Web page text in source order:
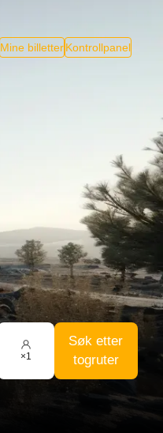
Mine billetterKontrollpanel
×1
Søk etter
togruter